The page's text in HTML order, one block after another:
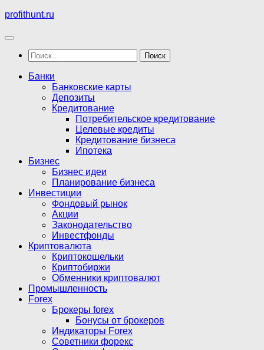
Перейти
содержимому
profithunt.ru
Найти:
Банки
Банковские карты
Депозиты
Кредитование
Потребительское кредитование
Целевые кредиты
Кредитование бизнеса
Ипотека
Бизнес
Бизнес идеи
Планирование бизнеса
Инвестиции
Фондовый рынок
Акции
Законодательство
Инвестфонды
Криптовалюта
Криптокошельки
Криптобиржи
Обменники криптовалют
Промышленность
Forex
Брокеры forex
Бонусы от брокеров
Индикаторы Forex
Советники форекс